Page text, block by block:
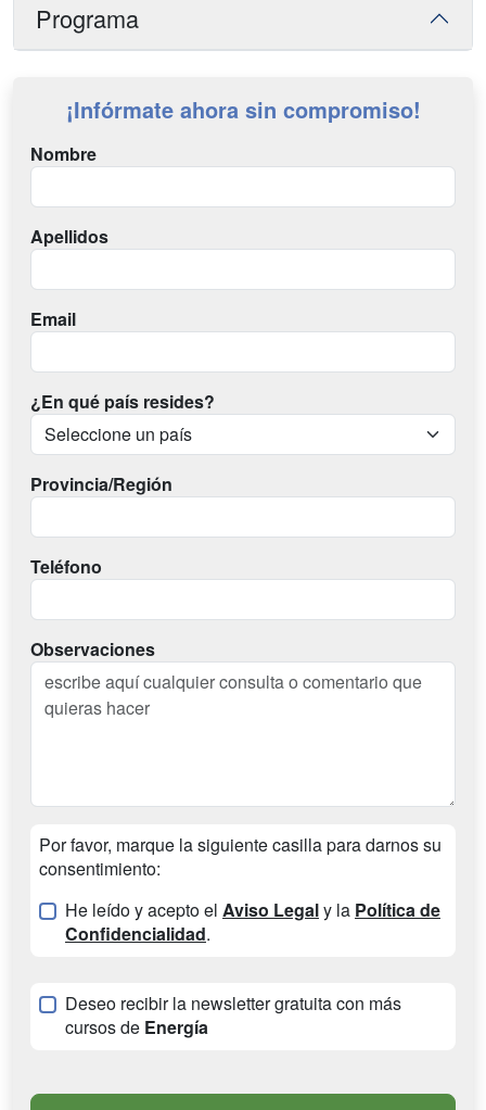
Programa
¡Infórmate ahora sin compromiso!
Nombre
Apellidos
Email
¿En qué país resides?
Provincia/Región
Teléfono
Observaciones
Por favor, marque la siguiente casilla para darnos su
consentimiento:
He leído y acepto el Aviso Legaly la Política de
Confidencialidad.
Deseo recibir la newsletter gratuita con más
cursos de Energía